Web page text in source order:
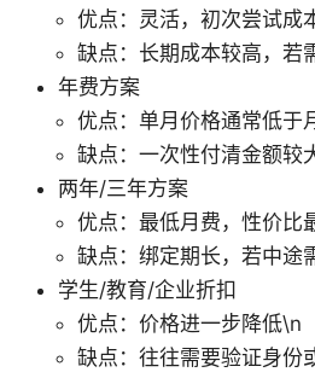
优点：灵活，初次尝试成
缺点：长期成本较高，若
年费方案
优点：单月价格通常低于
缺点：一次性付清金额较
两年/三年方案
优点：最低月费，性价比
缺点：绑定期长，若中途
学生/教育/企业折扣
优点：价格进一步降低\n
缺点：往往需要验证身份